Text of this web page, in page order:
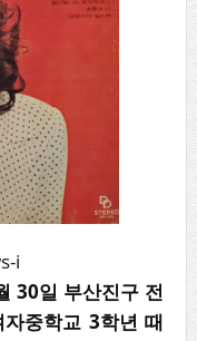
i
30일 부산진구 전
중학교 3학년 때